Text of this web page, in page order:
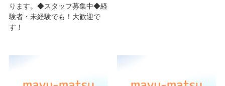
ります。◆スタッフ募集中◆経
験者・未経験でも！大歓迎で
す！